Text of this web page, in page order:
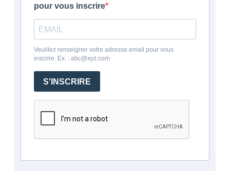
pour vous inscrire
Veuillez renseigner votre adresse email pour vous
inscrire. Ex. : abc@xyz.com
S'INSCRIRE